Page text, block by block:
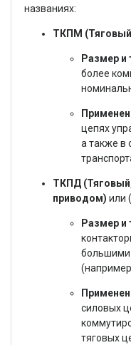
названиях:
ТКПМ
Размер и
более
цепях
а также в
ТКПД
приводом) или
Размер и
силовых
тяговых